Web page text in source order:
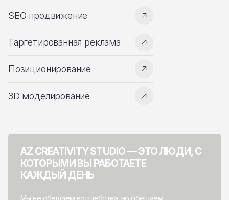
SEO продвижение
Таргетированная реклама
Позиционирование
3D моделирование
AZ CREATIVITY STUDIO — ЭТО ЛЮДИ, С
КОТОРЫМИ ВЫ РАБОТАЕТЕ
КАЖДЫЙ ДЕНЬ
Мы не обещаем волшебства, но обещаем